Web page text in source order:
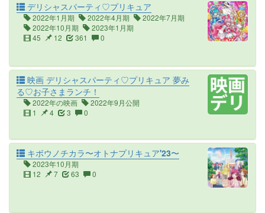
デリシャスパーティ♡プリキュア
2022年1月期 2022年4月期
2022年7月期
2022年10月期
2023年1月期
45
12 361 0
映画 デリシャスパーティ♡プリキュア 夢み
る♡お子さまランチ！
2022年の映画
2022年9月公開
1
4 3 0
キボウノチカラ〜オトナプリキュア'23〜
2023年10月期
12
7 63 0